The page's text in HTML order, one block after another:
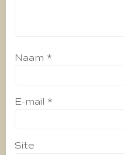
Naam *
E-mail *
Site